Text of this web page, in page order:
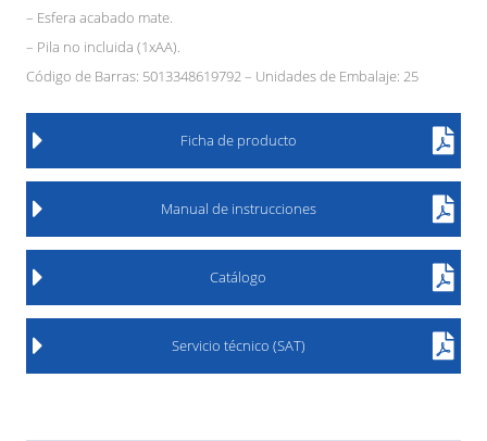
– Esfera acabado mate.
– Pila no incluida (1xAA).
Código de Barras: 5013348619792 – Unidades de Embalaje: 25
Ficha de producto
Manual de instrucciones
Catálogo
Servicio técnico (SAT)